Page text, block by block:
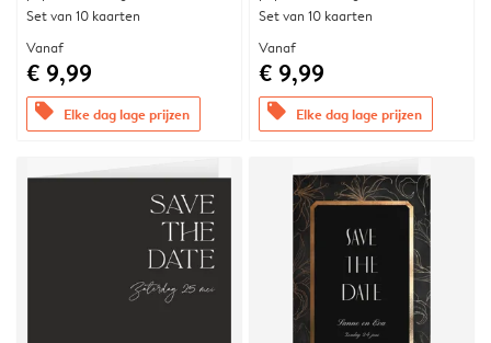
Set van 10 kaarten
Vanaf
€ 9,99
offers Elke dag lage prijzen
Set van 10 kaarten
Vanaf
€ 9,99
offers Elke dag lage prijzen